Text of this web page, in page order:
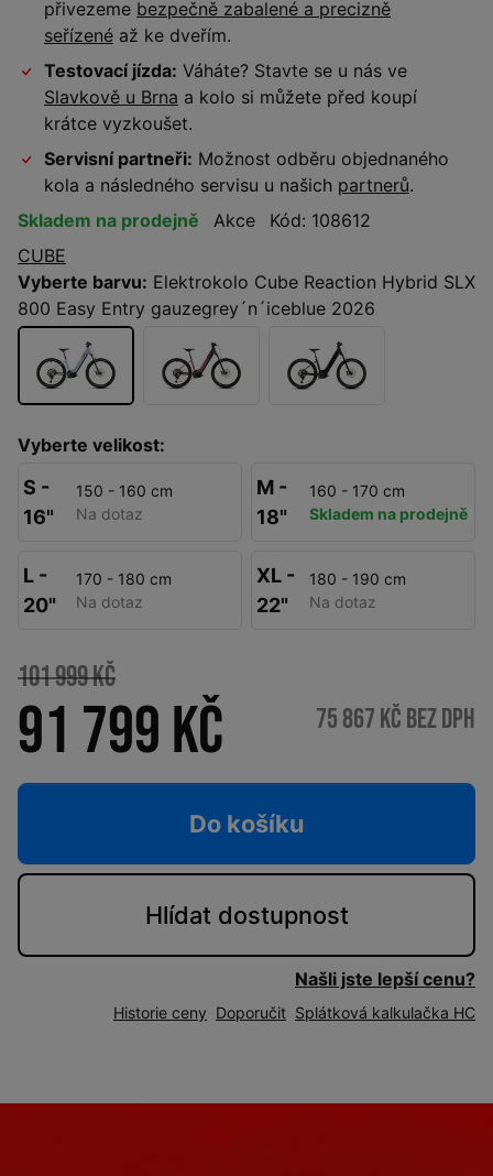
přivezeme bezpečně zabalené a precizně
seřízené až ke dveřím.
Testovací jízda: Váháte? Stavte se u nás ve
Slavkově u Brna a kolo si můžete před koupí
krátce vyzkoušet.
Servisní partneři: Možnost odběru objednaného
kola a následného servisu u našich partnerů.
Skladem na prodejně
Akce
Kód: 108612
CUBE
Vyberte barvu: Elektrokolo Cube Reaction Hybrid SLX
800 Easy Entry gauzegrey´n´iceblue 2026
Vyberte velikost:
S -
16"
150 - 160 cm
Na dotaz
M -
18"
160 - 170 cm
Skladem na prodejně
L -
20"
170 - 180 cm
Na dotaz
XL -
22"
180 - 190 cm
Na dotaz
101 999 Kč
91 799 Kč 75 867 Kč bez DPH
Do košíku
Hlídat dostupnost
Našli jste lepší cenu?
Historie ceny Doporučit Splátková kalkulačka HC